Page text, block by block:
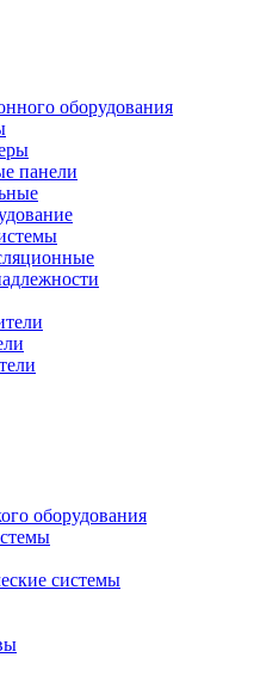
оборудования
панели
оборудования
системы